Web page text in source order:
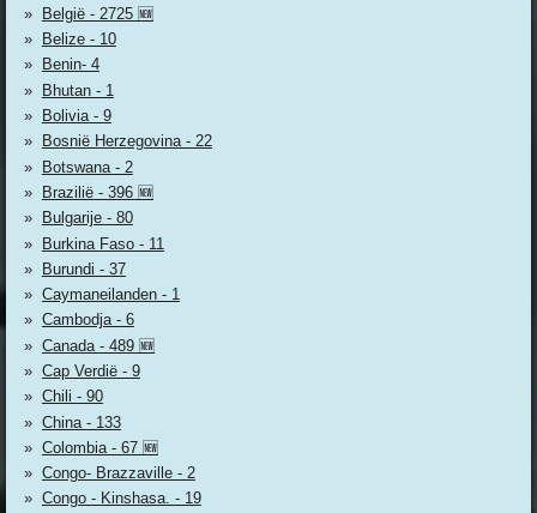
België - 2725 🆕
Belize - 10
Benin- 4
Bhutan - 1
Bolivia - 9
Bosnië Herzegovina - 22
Botswana - 2
Brazilië - 396 🆕
Bulgarije - 80
Burkina Faso - 11
Burundi - 37
Caymaneilanden - 1
Cambodja - 6
Canada - 489 🆕
Cap Verdië - 9
Chili - 90
China - 133
Colombia - 67 🆕
Congo- Brazzaville - 2
Congo - Kinshasa. - 19